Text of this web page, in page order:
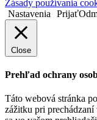
Zásady používania
Nastavenia
Prijať
Close
Prehľad ochrany
Táto webová stránka
zážitku pri